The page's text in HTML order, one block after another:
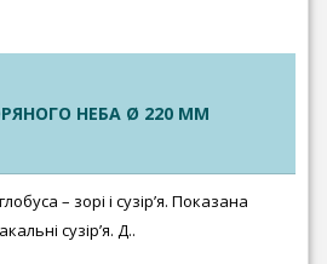
НЕБА Ø 220 ММ
– зорі і сузір’я. Показана
сузір’я. Д..